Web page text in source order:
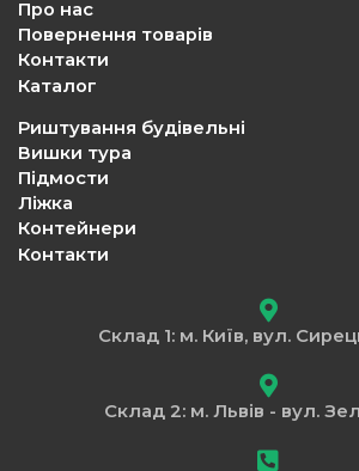
Про нас
Повернення товарів
Контакти
Каталог
Риштування будівельні
Вишки тура
Підмости
Ліжка
Контейнери
Контакти
Склад 1: м. Київ, вул.
Склад 2: м. Львів - вул.